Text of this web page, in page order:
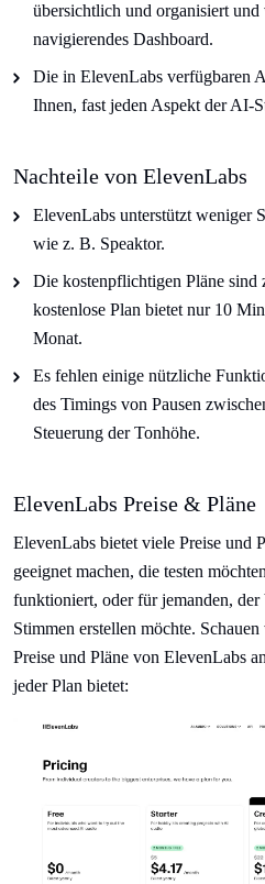
übersichtlich und organisiert
navigierendes Dashboard.
Die in ElevenLabs verfügbaren
Ihnen, fast jeden Aspekt der AI-
Nachteile von ElevenLabs
ElevenLabs unterstützt weniger
wie z. B. Speaktor.
Die kostenpflichtigen Pläne sind
kostenlose Plan bietet nur 10
Monat.
Es fehlen einige nützliche
des Timings von Pausen
Steuerung der Tonhöhe.
ElevenLabs Preise & Pläne
ElevenLabs bietet viele Preise und
geeignet machen, die testen
funktioniert, oder für jemanden,
Stimmen erstellen möchte.
Preise und Pläne von ElevenLabs
jeder Plan bietet: